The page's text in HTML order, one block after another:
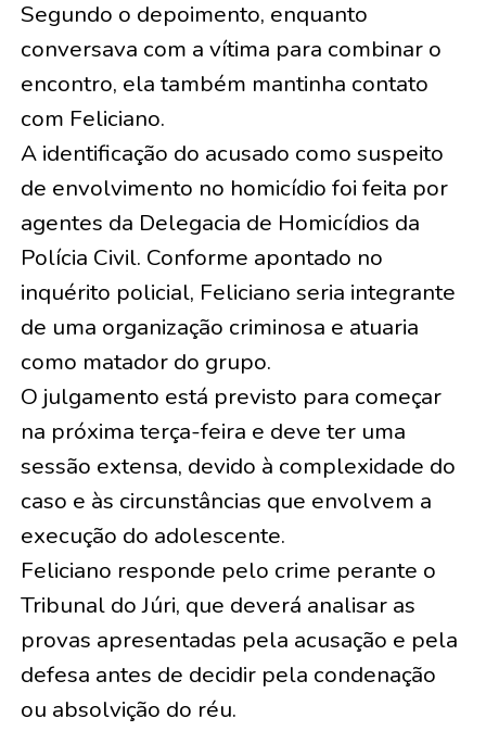
Segundo o depoimento, enquanto
conversava com a vítima para combinar o
encontro, ela também mantinha contato
com Feliciano.
A identificação do acusado como suspeito
de envolvimento no homicídio foi feita por
agentes da Delegacia de Homicídios da
Polícia Civil. Conforme apontado no
inquérito policial, Feliciano seria integrante
de uma organização criminosa e atuaria
como matador do grupo.
O julgamento está previsto para começar
na próxima terça-feira e deve ter uma
sessão extensa, devido à complexidade do
caso e às circunstâncias que envolvem a
execução do adolescente.
Feliciano responde pelo crime perante o
Tribunal do Júri, que deverá analisar as
provas apresentadas pela acusação e pela
defesa antes de decidir pela condenação
ou absolvição do réu.